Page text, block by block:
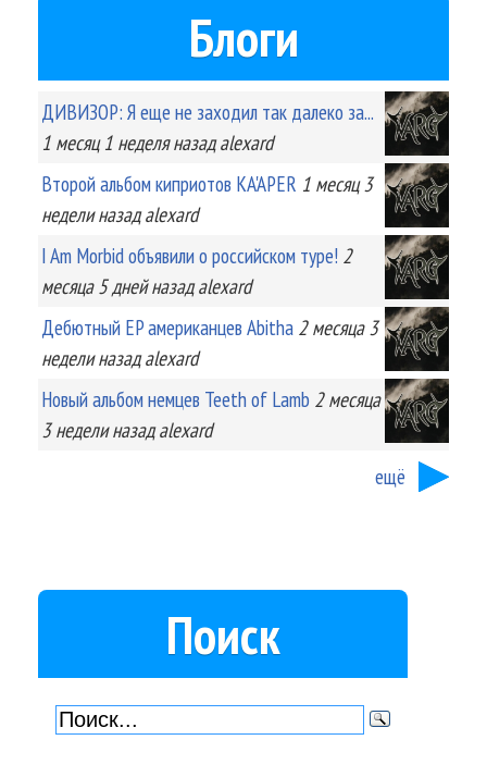
Блоги
ДИВИЗОР: Я еще не заходил так далеко за...
1 месяц 1 неделяназад alexard
Второй альбом киприотов KA'APER 1 месяц 3
неделиназад alexard
I Am Morbid объявили о российском туре! 2
месяца 5 днейназад alexard
Дебютный EP американцев Abitha 2 месяца 3
неделиназад alexard
Новый альбом немцев Teeth of Lamb 2 месяца
3 неделиназад alexard
ещё
Поиск